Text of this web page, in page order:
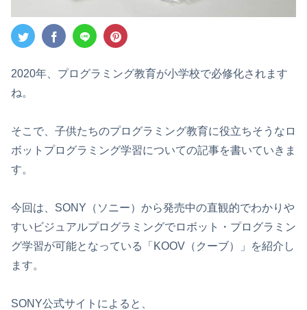
2020年、プログラミング教育が小学校で必修化されます
ね。
そこで、子供たちのプログラミング教育に役立ちそうなロ
ボットプログラミング学習についての記事を書いていきま
す。
今回は、SONY（ソニー）から発売中の直観的でわかりや
すいビジュアルプログラミングでロボット・プログラミン
グ学習が可能となっている「KOOV（クーブ）」を紹介し
ます。
SONY公式サイトによると、